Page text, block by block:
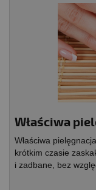
Właściwa
Właściwa
krótkim czasie
i zadbane, bez